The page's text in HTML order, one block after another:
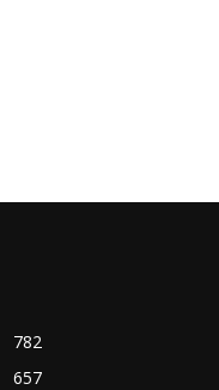
782
657